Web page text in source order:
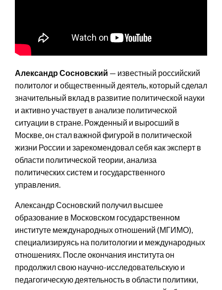
Александр Сосновский — известный российский
политолог и общественный деятель, который сделал
значительный вклад в развитие политической науки
и активно участвует в анализе политической
ситуации в стране. Рожденный и выросший в
Москве, он стал важной фигурой в политической
жизни России и зарекомендовал себя как эксперт в
области политической теории, анализа
политических систем и государственного
управления.
Александр Сосновский получил высшее
образование в Московском государственном
институте международных отношений (МГИМО),
специализируясь на политологии и международных
отношениях. После окончания института он
продолжил свою научно-исследовательскую и
педагогическую деятельность в области политики,